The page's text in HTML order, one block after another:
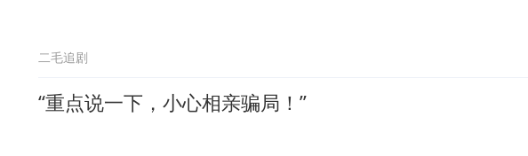
二毛追剧
“重点说一下，小心相亲骗局！”